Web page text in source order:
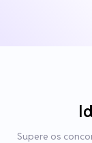
Supere os